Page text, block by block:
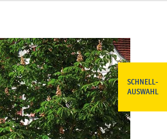
SCHNELL-
AUSWAHL